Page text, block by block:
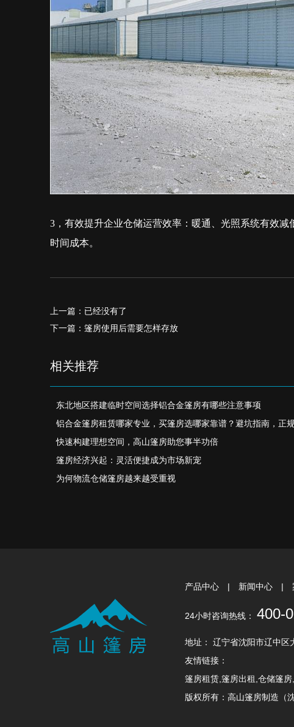
3 ，有效提升企业仓储运营效率：暖通、光照系统有效
时间成本。
上一篇：已经没有了
下一篇：篷房使用后需要怎样存放
相关推荐
东北地区搭建临时空间选择铝合金篷房有哪些注意事项
铝合金篷房租赁哪家专业，买篷房选哪家靠谱？避坑指南，正
快速构建理想空间，高山篷房助您事半功倍
篷房经济兴起：灵活便捷成为市场新宠
为何物流仓储篷房越来越受重视
产品中心 | 新闻中心 |
24小时咨询热线： 400-
地址： 辽宁省沈阳市辽中
友情链接：
篷房租赁,篷房出租,仓储篷
版权所有：高山篷房制造（